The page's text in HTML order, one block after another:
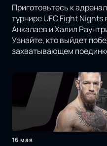
Приготовьтесь к
турнире UFC Fight
Анкалаев и Халил
Узнайте, кто выйдет
захватывающем
16 мая